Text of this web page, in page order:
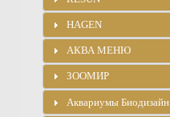
HAGEN
АКВА МЕНЮ
ЗООМИР
Аквариумы Биодизайн